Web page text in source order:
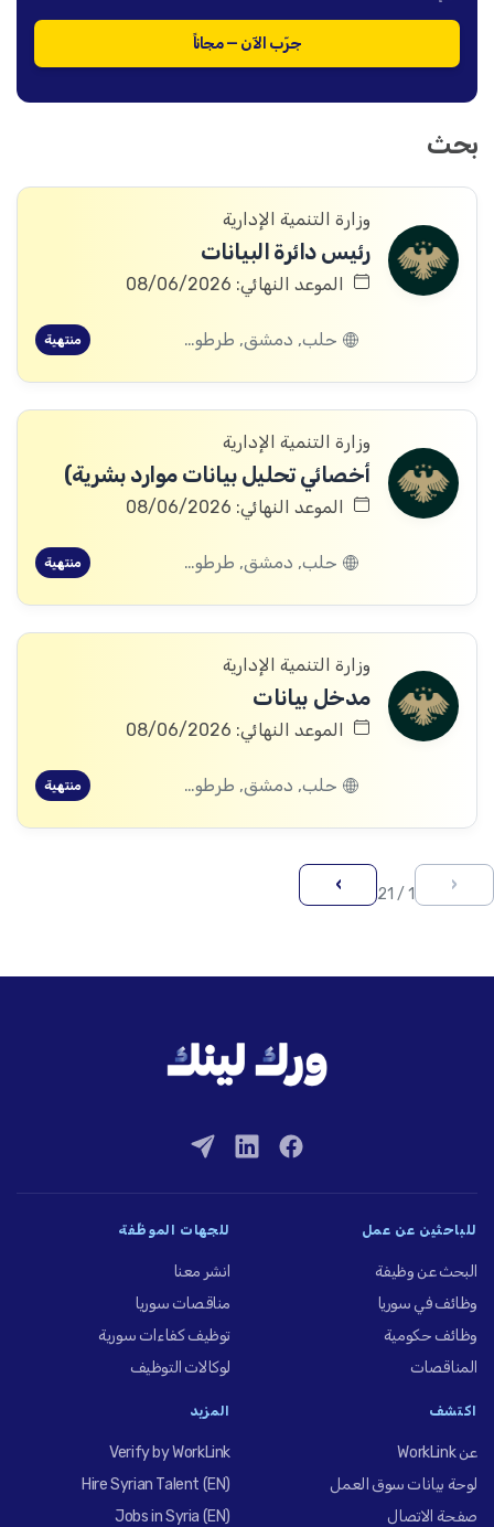
جرّب الآن — مجاناً
بحث
وزارة التنمية الإدارية
رئيس دائرة البيانات
الموعد النهائي: 08/06/2026
حلب, دمشق, طرطوس, ريف دمشق, ديرالزور, درعا, إدلب, القنيطرة, اللاذقية, الرقة, حمص, الحسكة, حماة منتهية
وزارة التنمية الإدارية
أخصائي تحليل بيانات موارد بشرية)
الموعد النهائي: 08/06/2026
حلب, دمشق, طرطوس, ريف دمشق, ديرالزور, درعا, إدلب, القنيطرة, اللاذقية, الرقة, حمص, الحسكة, حماة منتهية
وزارة التنمية الإدارية
مدخل بيانات
الموعد النهائي: 08/06/2026
حلب, دمشق, طرطوس, ريف دمشق, ديرالزور, درعا, إدلب, القنيطرة, اللاذقية, الرقة, حمص, الحسكة, حماة منتهية
‹
1 / 21
›
للباحثين عن عمل
البحث عن وظيفة
وظائف في سوريا
وظائف حكومية
المناقصات
للجهات الموظِّفة
انشر معنا
مناقصات سوريا
توظيف كفاءات سورية
لوكالات التوظيف
اكتشف
عن WorkLink
لوحة بيانات سوق العمل
صفحة الاتصال
المزيد
Verify by WorkLink
Hire Syrian Talent (EN)
Jobs in Syria (EN)